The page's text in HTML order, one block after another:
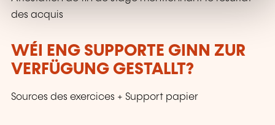
des acquis
WÉI ENG SUPPORTE GINN ZUR
VERFÜGUNG GESTALLT?
Sources des exercices + Support papier